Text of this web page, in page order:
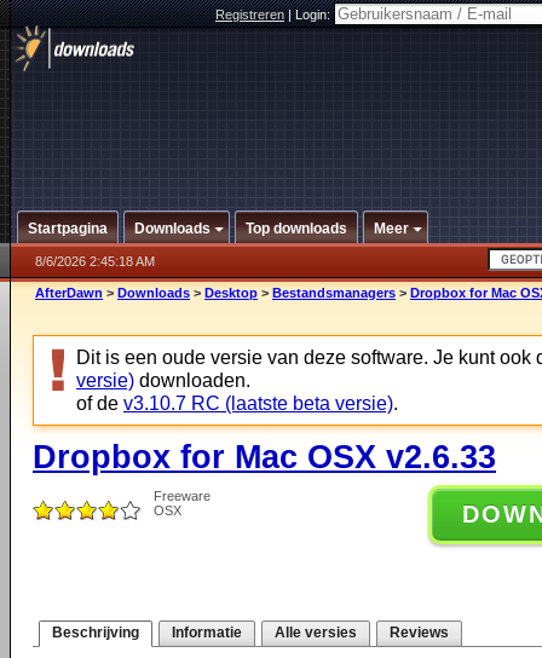
Registreren|Login:
Startpagina Downloads Top downloads Meer
8/6/2026 2:45:18 AM
AfterDawn > Downloads > Desktop > Bestandsmanagers > Dropbox for Mac
Dit is een oude versie van deze software. Je kunt ook
versie) downloaden.
of de v3.10.7 RC (laatste beta versie).
Dropbox for Mac OSX v2.6.33
Freeware
OSX
Beschrijving Informatie Alle versies Reviews